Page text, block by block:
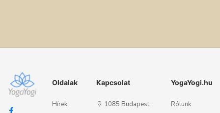
Oldalak
Hírek
Kapcsolat
1085 Budapest,
YogaYogi.hu
Rólunk